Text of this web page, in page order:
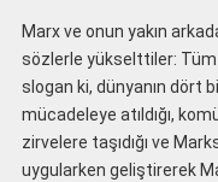
Marx ve onun yakın
sözlerle yükselttiler:
slogan ki, dünyanın dört
mücadeleye atıldığı,
zirvelere taşıdığı ve
uygularken geliştirerek